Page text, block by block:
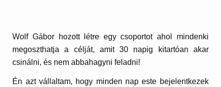
Wolf Gábor hozott létre egy csoportot ahol mindenki
megoszthatja a célját, amit 30 napig kitartóan akar
csinálni, és nem abbahagyni feladni!
Én azt vállaltam, hogy minden nap este bejelentkezek